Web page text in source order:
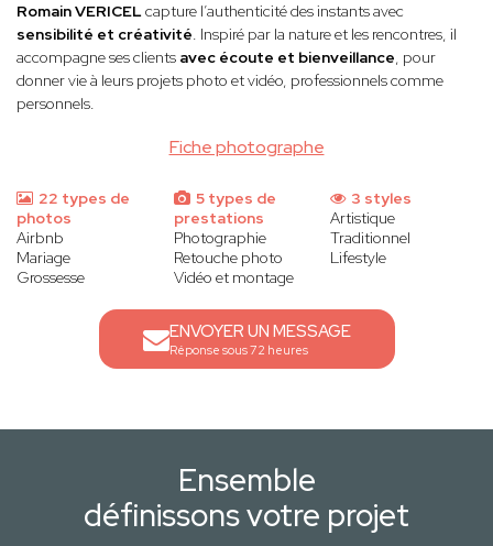
Fiche photographe
Romain VERICELcapture l’authenticité des instants avec
sensibilité et créativité. Inspiré par la nature et les rencontres, il
accompagne ses clients avec écoute et bienveillance, pour
donner vie à leurs projets photo et vidéo, professionnels comme
personnels.
22 types de
photos
Airbnb
Mariage
Grossesse
5 types de
prestations
Photographie
Retouche photo
Vidéo et montage
3 styles
Artistique
Traditionnel
Lifestyle
ENVOYER UN MESSAGE
Réponse sous 72 heures
Ensemble
définissons votre projet